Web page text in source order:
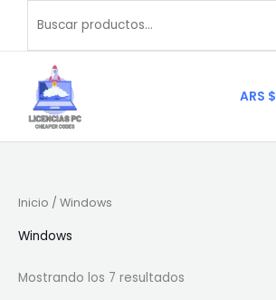
contenido
ARS $
Inicio / Windows
Windows
Mostrando los 7 resultados
Ordenado